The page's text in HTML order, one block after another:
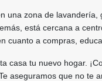
una zona de lavandería,
está cercana a
cuanto a compras,
casa tu nuevo hogar.
aseguramos que no te